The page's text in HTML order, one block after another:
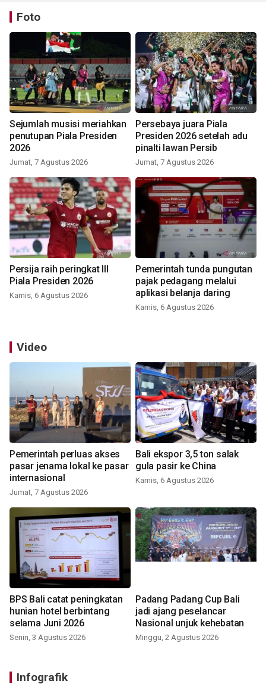
Foto
Sejumlah musisi meriahkan
penutupan Piala Presiden
2026
Jumat, 7 Agustus 2026
Persebaya juara Piala
Presiden 2026 setelah adu
pinalti lawan Persib
Jumat, 7 Agustus 2026
Persija raih peringkat III
Piala Presiden 2026
Kamis, 6 Agustus 2026
Pemerintah tunda pungutan
pajak pedagang melalui
aplikasi belanja daring
Kamis, 6 Agustus 2026
Video
Pemerintah perluas akses
pasar jenama lokal ke pasar
internasional
Jumat, 7 Agustus 2026
Bali ekspor 3,5 ton salak
gula pasir ke China
Kamis, 6 Agustus 2026
BPS Bali catat peningkatan
hunian hotel berbintang
selama Juni 2026
Senin, 3 Agustus 2026
Padang Padang Cup Bali
jadi ajang peselancar
Nasional unjuk kehebatan
Minggu, 2 Agustus 2026
Infografik